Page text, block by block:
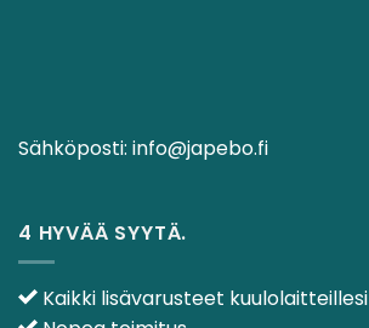
Sähköposti: info@japebo.fi
4 HYVÄÄ SYYTÄ.
Kaikki lisävarusteet kuulolaitteillesi